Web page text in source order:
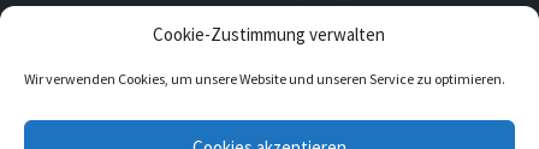
Cookie-Zustimmung verwalten
Wir verwenden Cookies, um unsere Website und unseren Service zu optimieren.
Ehrenamtspreis Stadt Höxter (2020)
Heimatpreis (2022)
Facebook Twitter